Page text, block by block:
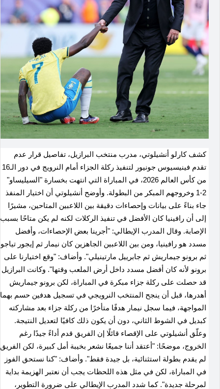
كشف كارلو أنشيلوتي، مدرب منتخب البرازيل، تفاصيل قرار عدم
تقدم فينيسيوس جونيور لتنفيذ ركلة الجزاء أمام النرويج في دور الـ16
من كأس العالم 2026، في المباراة التي انتهت بخسارة "السيليساو"
2-1 وخروجهم المبكر من البطولة. وأوضح أنشيلوتي أن اختيار المنفذ
جاء بناءً على بيانات وإحصاءات دقيقة بين اللاعبين المتاحين، مشيرًا
إلى أن رافينيا كان الأفضل في تنفيذ الركلات لكنه لم يكن متاحًا بسبب
الإصابة. وقال المدرب الإيطالي: "أجرينا بعض الإحصاءات، وأفضل
مسدد هو رافينيا، ومن بين اللاعبين الجاهزين كان نيمار ثم إيجور تياجو
ثم برونو جيماريش ثم جابرييل مارتينيلي". وأضاف: "وقع اختيارنا على
برونو لأنه كان أفضل مسدد داخل أرض الملعب وقتها". وكانت البرازيل
قد حصلت على ركلة جزاء مبكرة في المباراة، لكن برونو جيماريش
أهدرها، قبل أن ينجح المنتخب النرويجي في تسجيل هدفين حسم بهما
المواجهة، فيما سجل نيمار هدفًا متأخرًا من ركلة جزاء بعد مشاركته
كبديل في الشوط الثاني، دون أن يكون ذلك كافيًا لتعديل النتيجة.
وعلّق أنشيلوتي على الإقصاء قائلًا إن الفريق قدم أداءً جيدًا رغم
الخروج، موضحًا: "أعتقد أننا جميعًا نشعر بخيبة أمل كبيرة، لكن الفريق
لم يقدم بطولة استثنائية، بل جيدة فقط". وأضاف: "كنا نستحق الفوز
في المباراة، لكن في مثل هذه اللحظات يجب أن نعتبر الهزيمة بداية
لمرحلة جديدة". كما شدد المدرب الإيطالي على ضرورة التطوير،